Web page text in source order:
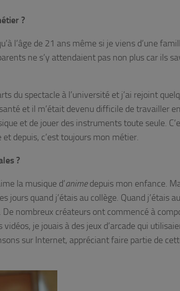
?
l’âge de 21 ans même si je viens d’une
ne s’y attendaient pas non plus car ils
du spectacle à l’université et j’ai rejoint
et il m’était devenu difficile de travailler en
et de jouer des instruments toute seule.
depuis, c’est toujours mon métier.
?
la musique d’animedepuis mon enfance.
jours quand j’étais au collège. Quand j’étais
nombreux créateurs ont commencé à
je jouais à des jeux d’arcade qui
sur Internet, appréciant faire partie de